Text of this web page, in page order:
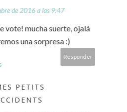
de 2016 a las 9:47
vote! mucha suerte, ojalá
una sorpresa :)
Responder
PETITS